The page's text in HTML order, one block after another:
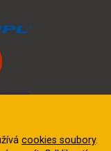
cookies soubory.